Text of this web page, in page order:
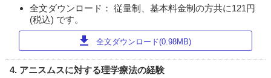
全文ダウンロード： 従量制、基本料金制の方共に121円
(税込) です。
download 全文ダウンロード(0.98MB)
4. アニスムスに対する理学療法の経験